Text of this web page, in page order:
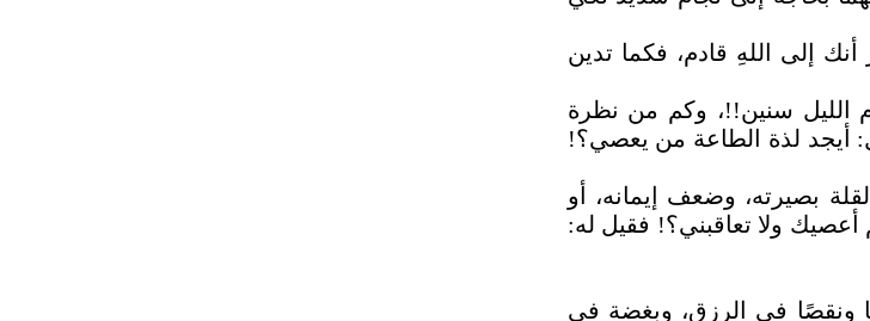
إلى اللهِ قادم، فكما تدين
الليل سنين!!، وكم من نظرة
أيجد لذة الطاعة من يعصي؟!
بصيرته، وضعف إيمانه، أو
ولا تعاقبني؟! فقيل له:
ونقصًا في الرزق، وبغضة في